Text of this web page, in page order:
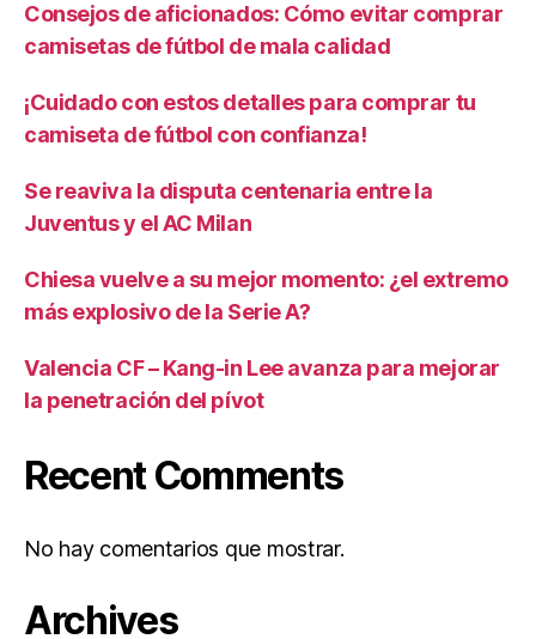
Consejos de aficionados: Cómo evitar comprar
camisetas de fútbol de mala calidad
¡Cuidado con estos detalles para comprar tu
camiseta de fútbol con confianza!
Se reaviva la disputa centenaria entre la
Juventus y el AC Milan
Chiesa vuelve a su mejor momento: ¿el extremo
más explosivo de la Serie A?
Valencia CF – Kang-in Lee avanza para mejorar
la penetración del pívot
Recent Comments
No hay comentarios que mostrar.
Archives